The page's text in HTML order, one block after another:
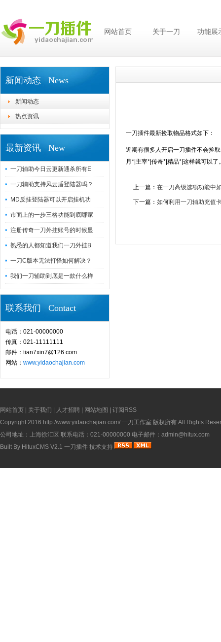
网站首页 关于一刀 功能展
新闻动态 News
新闻动态
热点资讯
最新资讯 New
一刀辅助今日云更新通杀所有E
一刀辅助支持风云盾登陆器吗？
MD反挂登陆器可以开启挂机功
市面上的一步三格功能到底哪家
注册传奇一刀外挂账号的时候显
熟悉的人都知道我们一刀外挂B
一刀C版本无法打怪如何解决？
我们一刀辅助到底是一款什么样
联系我们 Contact
电话：021-00000000
传真：021-11111111
邮件：tian7xin7@126.com
网站： www.yidaochajian.com
一刀插件最新捡取物品格式如下：
近期有很多人开启一刀插件不会捡
月*|主宰*|传奇*|精品*|这样就可以
上一篇： 在一刀高级选项功能中
下一篇： 如何利用一刀辅助充值
网站首页 关于我们 人才招聘 网站地图
订阅RSS
Copyright 2016 http://www.yidaochajian.com/ 一刀工作室 版权所有 All Rights
公司地址：上海徐汇区 联系电话：021-00000000 电子邮件：admin@hitux.com
Built By HituxCMS V2.1 一刀插件 技术支持